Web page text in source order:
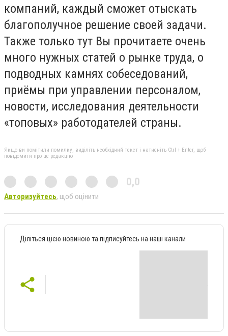
компаний, каждый сможет отыскать
благополучное решение своей задачи.
Также только тут Вы прочитаете очень
много нужных статей о рынке труда, о
подводных камнях собеседований,
приёмы при управлении персоналом,
новости, исследования деятельности
«топовых» работодателей страны.
Якщо ви помітили помилку, виділіть необхідний текст і натисніть Ctrl + Enter, щоб
повідомити про це редакцію
0,0
Авторизуйтесь, щоб оцінити
Діліться цією новиною та підписуйтесь на наші канали